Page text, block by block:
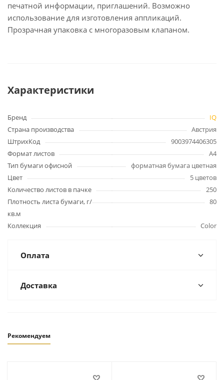
печатной информации, приглашений. Возможно
использование для изготовления аппликаций.
Прозрачная упаковка с многоразовым клапаном.
Характеристики
Бренд
IQ
Страна производства
Австрия
ШтрихКод
9003974406305
Формат листов
А4
Тип бумаги офисной
форматная бумага цветная
Цвет
5 цветов
Количество листов в пачке
250
Плотность листа бумаги, г/
кв.м
80
Коллекция Color
Оплата
Доставка
Рекомендуем